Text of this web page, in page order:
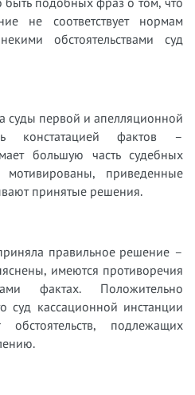
не соответствует нормам
обстоятельствами суд
суды первой и апелляционной
констатацией фактов –
большую часть судебных
приведенные
принятые решения.
правильное решение –
имеются противоречия
фактах. Положительно
суд кассационной инстанции
подлежащих